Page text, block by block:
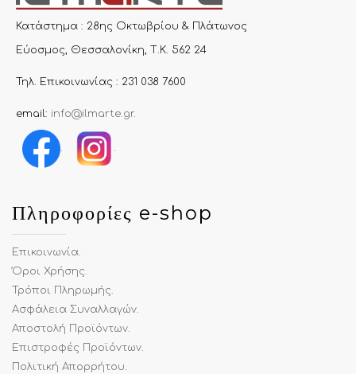
Κατάστημα : 28ης Οκτωβρίου & Πλάτωνος
Εύοσμος, Θεσσαλονίκη, Τ.Κ. 562 24
Τηλ. Επικοινωνίας : 231 038 7600
email: info@ilmarte.gr.
. .
Πληροφορίες e-shop
Επικοινωνία
Όροι Χρήσης
Τρόποι Πληρωμής
Ασφάλεια Συναλλαγών
Αποστολή Προϊόντων
Επιστροφές Προϊόντων
Πολιτική Απορρήτου